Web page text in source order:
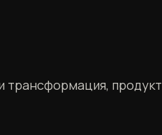
трансформация, продукт